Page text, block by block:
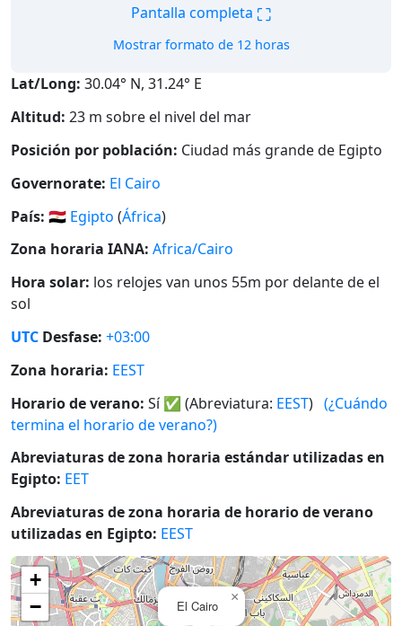
Pantalla completa ⛶
Mostrar formato de 12 horas
Lat/Long: 30.04° N, 31.24° E
Altitud: 23 m sobre el nivel del mar
Posición por población: Ciudad más grande de Egipto
Governorate: El Cairo
País: 🇪🇬 Egipto (África)
Zona horaria IANA: Africa/Cairo
Hora solar: los relojes van unos 55m por delante de el
sol
UTC Desfase: +03:00
Zona horaria: EEST
Horario de verano: Sí✅ (Abreviatura: EEST) (¿Cuándo
termina el horario de verano?)
Abreviaturas de zona horaria estándar utilizadas en
Egipto: EET
Abreviaturas de zona horaria de horario de verano
utilizadas en Egipto: EEST
El Cairo
×
+
−